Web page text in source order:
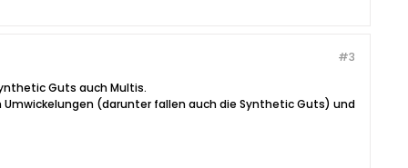
#3
Guts auch Multis.
(darunter fallen auch die Synthetic Guts) und